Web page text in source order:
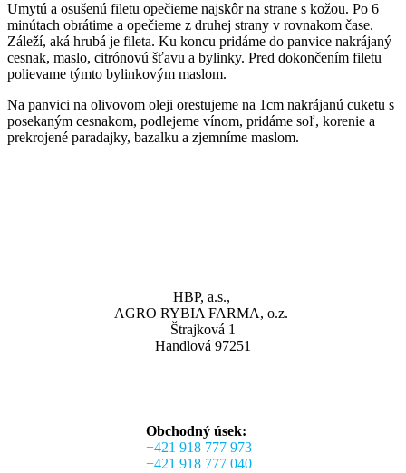
Umytú a osušenú filetu opečieme najskôr na strane s kožou. Po 6
minútach obrátime a opečieme z druhej strany v rovnakom čase.
Záleží, aká hrubá je fileta. Ku koncu pridáme do panvice nakrájaný
cesnak, maslo, citrónovú šťavu a bylinky. Pred dokončením filetu
polievame týmto bylinkovým maslom.
Na panvici na olivovom oleji orestujeme na 1cm nakrájanú cuketu s
posekaným cesnakom, podlejeme vínom, pridáme soľ, korenie a
prekrojené paradajky, bazalku a zjemníme maslom.
HBP, a.s.,
AGRO RYBIA FARMA, o.z.
Štrajková 1
Handlová 97251
Obchodný úsek:
+421 918 777 973
+421 918 777 040